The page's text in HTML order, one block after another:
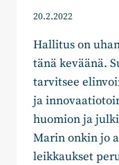
20.2.2022
Hallitus on
tänä keväänä.
tarvitsee
ja
huomion ja
Marin onkin jo
leikkaukset